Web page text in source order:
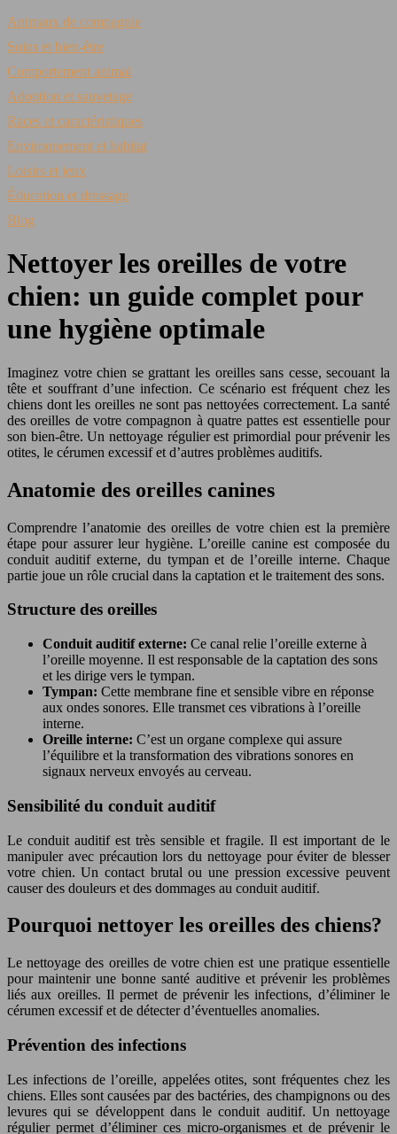
Animaux de compagnie
Soins et bien-être
Comportement animal
Adoption et sauvetage
Races et caractéristiques
Environnement et habitat
Loisirs et jeux
Éducation et dressage
Blog
Nettoyer les oreilles de votre
chien: un guide complet pour
une hygiène optimale
Imaginez votre chien se grattant les oreilles sans cesse, secouant la
tête et souffrant d’une infection. Ce scénario est fréquent chez les
chiens dont les oreilles ne sont pas nettoyées correctement. La santé
des oreilles de votre compagnon à quatre pattes est essentielle pour
son bien-être. Un nettoyage régulier est primordial pour prévenir les
otites, le cérumen excessif et d’autres problèmes auditifs.
Anatomie des oreilles canines
Comprendre l’anatomie des oreilles de votre chien est la première
étape pour assurer leur hygiène. L’oreille canine est composée du
conduit auditif externe, du tympan et de l’oreille interne. Chaque
partie joue un rôle crucial dans la captation et le traitement des sons.
Structure des oreilles
Conduit auditif externe: Ce canal relie l’oreille externe à
l’oreille moyenne. Il est responsable de la captation des sons
et les dirige vers le tympan.
Tympan: Cette membrane fine et sensible vibre en réponse
aux ondes sonores. Elle transmet ces vibrations à l’oreille
interne.
Oreille interne: C’est un organe complexe qui assure
l’équilibre et la transformation des vibrations sonores en
signaux nerveux envoyés au cerveau.
Sensibilité du conduit auditif
Le conduit auditif est très sensible et fragile. Il est important de le
manipuler avec précaution lors du nettoyage pour éviter de blesser
votre chien. Un contact brutal ou une pression excessive peuvent
causer des douleurs et des dommages au conduit auditif.
Pourquoi nettoyer les oreilles des chiens?
Le nettoyage des oreilles de votre chien est une pratique essentielle
pour maintenir une bonne santé auditive et prévenir les problèmes
liés aux oreilles. Il permet de prévenir les infections, d’éliminer le
cérumen excessif et de détecter d’éventuelles anomalies.
Prévention des infections
Les infections de l’oreille, appelées otites, sont fréquentes chez les
chiens. Elles sont causées par des bactéries, des champignons ou des
levures qui se développent dans le conduit auditif. Un nettoyage
régulier permet d’éliminer ces micro-organismes et de prévenir le